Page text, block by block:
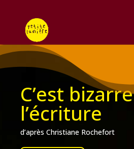
C’est bizarre
l’écriture
d’après Christiane Rochefort